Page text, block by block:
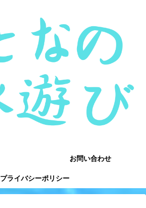
お問い合わせ
プライバシーポリシー